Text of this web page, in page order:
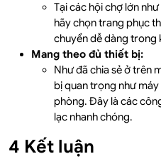
Tại các hội chợ lớn
hãy chọn trang phục
chuyển dễ dàng trong
Mang theo đủ thiết bị:
Như đã chia sẻ ở trên
bị quan trọng như
phòng. Đây là các
lạc nhanh chóng.
4 Kết luận